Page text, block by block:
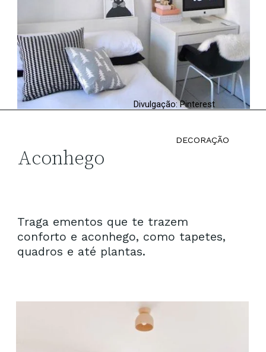
Divulgação: Pinterest
Traga ementos que te trazem
conforto e aconhego, como tapetes,
quadros e até plantas.
Aconhego
DECORAÇÃO